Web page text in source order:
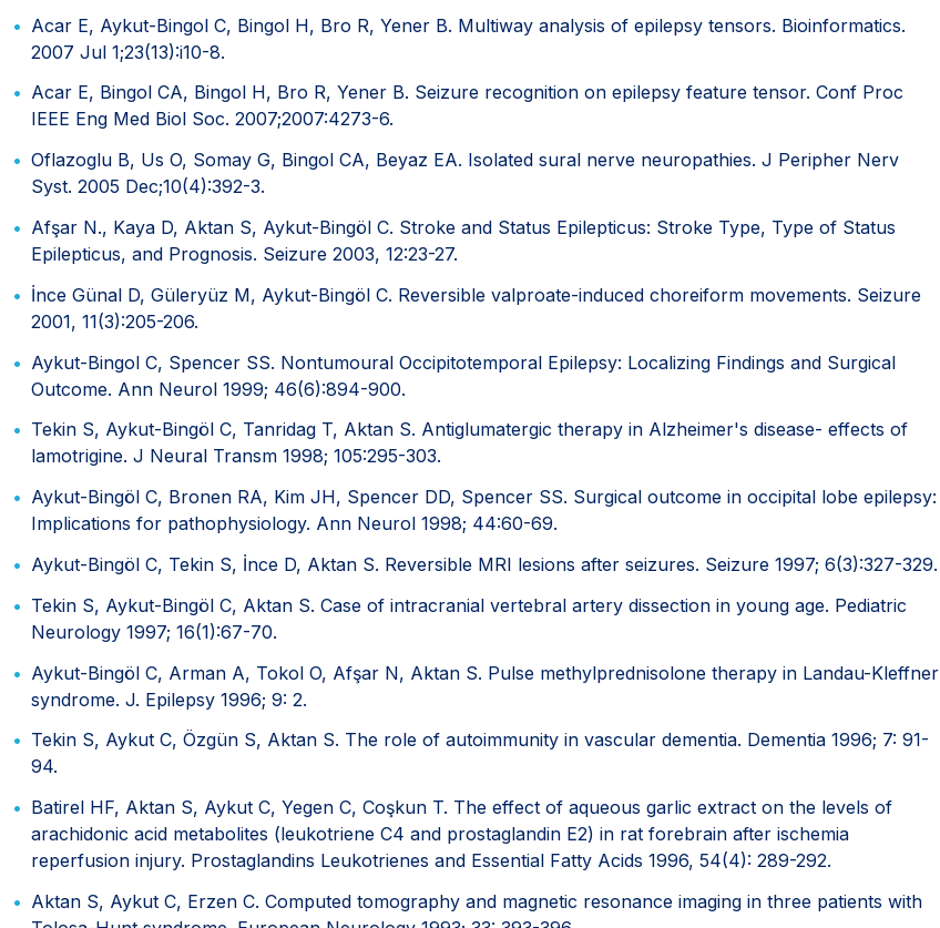
Acar E, Aykut-Bingol C, Bingol H, Bro R, Yener B. Multiway analysis of epilepsy tensors. Bioinformatics.
2007 Jul 1;23(13):i10-8.
Acar E, Bingol CA, Bingol H, Bro R, Yener B. Seizure recognition on epilepsy feature tensor. Conf Proc
IEEE Eng Med Biol Soc. 2007;2007:4273-6.
Oflazoglu B, Us O, Somay G, Bingol CA, Beyaz EA. Isolated sural nerve neuropathies. J Peripher Nerv
Syst. 2005 Dec;10(4):392-3.
Afşar N., Kaya D, Aktan S, Aykut-Bingöl C. Stroke and Status Epilepticus: Stroke Type, Type of Status
Epilepticus, and Prognosis. Seizure 2003, 12:23-27.
İnce Günal D, Güleryüz M, Aykut-Bingöl C. Reversible valproate-induced choreiform movements. Seizure
2001, 11(3):205-206.
Aykut-Bingol C, Spencer SS. Nontumoural Occipitotemporal Epilepsy: Localizing Findings and Surgical
Outcome. Ann Neurol 1999; 46(6):894-900.
Tekin S, Aykut-Bingöl C, Tanridag T, Aktan S. Antiglumatergic therapy in Alzheimer's disease- effects of
lamotrigine. J Neural Transm 1998; 105:295-303.
Aykut-Bingöl C, Bronen RA, Kim JH, Spencer DD, Spencer SS. Surgical outcome in occipital lobe epilepsy:
Implications for pathophysiology. Ann Neurol 1998; 44:60-69.
Aykut-Bingöl C, Tekin S, İnce D, Aktan S. Reversible MRI lesions after seizures. Seizure 1997; 6(3):327-329.
Tekin S, Aykut-Bingöl C, Aktan S. Case of intracranial vertebral artery dissection in young age. Pediatric
Neurology 1997; 16(1):67-70.
Aykut-Bingöl C, Arman A, Tokol O, Afşar N, Aktan S. Pulse methylprednisolone therapy in Landau-Kleffner
syndrome. J. Epilepsy 1996; 9: 2.
Tekin S, Aykut C, Özgün S, Aktan S. The role of autoimmunity in vascular dementia. Dementia 1996; 7: 91-
94.
Batirel HF, Aktan S, Aykut C, Yegen C, Coşkun T. The effect of aqueous garlic extract on the levels of
arachidonic acid metabolites (leukotriene C4 and prostaglandin E2) in rat forebrain after ischemia
reperfusion injury. Prostaglandins Leukotrienes and Essential Fatty Acids 1996, 54(4): 289-292.
Aktan S, Aykut C, Erzen C. Computed tomography and magnetic resonance imaging in three patients with